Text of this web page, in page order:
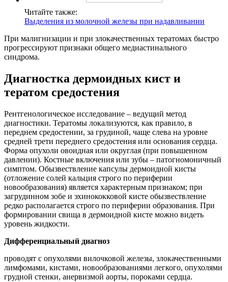
Читайте также:
Выделения из молочной железы при надавливании
При малигнизации и при злокачественных тератомах быстро
прогрессируют признаки общего медиастинального
синдрома.
Диагностка дермоидных кист и
тератом средостения
Рентгенологическое исследование – ведущий метод
диагностики. Тератомы локализуются, как правило, в
переднем средостении, за грудиной, чаще слева на уровне
средней трети переднего средостения или основания сердца.
Форма опухоли овоидная или округлая (при повышенном
давлении). Костные включения или зубы – патогномоничный
симптом. Обызвествление капсулы дермоидной кисты
(отложение солей кальция строго по периферии
новообразования) является характерным признаком; при
загрудинном зобе и эхинококковой кисте обызвествление
редко располагается строго по периферии образования. При
формировании свища в дермоидной кисте можно видеть
уровень жидкости.
Дифференциальный диагноз
проводят с опухолями вилочковой железы, злокачественными
лимфомами, кистами, новообразованиями легкого, опухолями
грудной стенки, анервизмой аорты, пороками сердца.